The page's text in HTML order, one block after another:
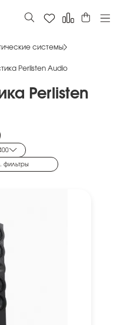
системы
Perlisten Audio
Perlisten
фильтры